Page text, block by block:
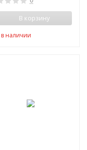
В корзину
в наличии